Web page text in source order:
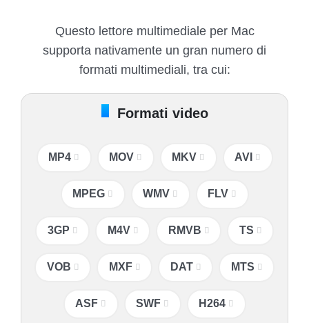
Questo lettore multimediale per Mac
supporta nativamente un gran numero di
formati multimediali, tra cui:
Formati video
MP4 MOV MKV AVI
MPEG WMV FLV
3GP M4V RMVB TS
VOB MXF DAT MTS
ASF SWF H264